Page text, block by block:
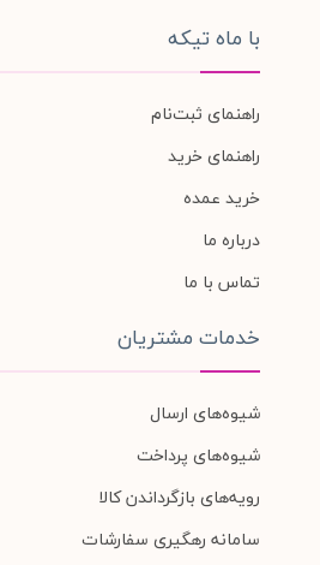
با ماه تیکه
راهنمای ثبت‌نام
راهنمای خرید
خرید عمده
درباره ما
تماس با ما
خدمات مشتریان
شیوه‌های ارسال
شیوه‌های پرداخت
رویه‌های بازگرداندن کالا
سامانه رهگیری سفارشات